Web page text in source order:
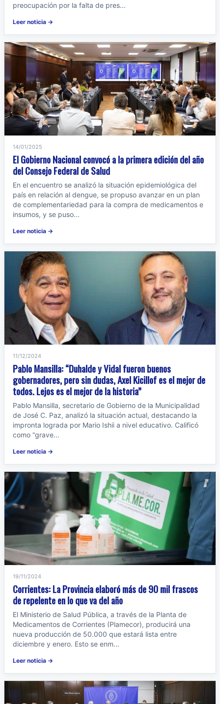
preocupación por la falta de pres...
Leer noticia →
14/01/2025
El Gobierno Nacional convocó a la primera edición del año
del Consejo Federal de Salud
En el encuentro se analizó la situación epidemiológica del
país en relación al dengue, se propuso avanzar en un plan
de complementariedad para la compra de medicamentos e
insumos, y se puso...
Leer noticia →
11/12/2024
Pablo Mansilla: “Duhalde y Vidal fueron buenos
gobernadores, pero sin dudas, Axel Kicillof es el mejor de
todos. Lejos es el mejor de la historia”
Pablo Mansilla, secretario de Gobierno de la Municipalidad
de José C. Paz, analizó la situación actual, destacando la
impronta lograda por Mario Ishii a nivel educativo. Calificó
como “grave...
Leer noticia →
19/11/2024
Corrientes: La Provincia elaboró más de 90 mil frascos
de repelente en lo que va del año
El Ministerio de Salud Pública, a través de la Planta de
Medicamentos de Corrientes (Plamecor), producirá una
nueva producción de 50.000 que estará lista entre
diciembre y enero. Esto se enm...
Leer noticia →